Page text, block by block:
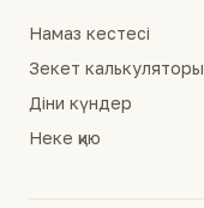
Намаз кестесі
Зекет калькуляторы
Діни күндер
Неке қию